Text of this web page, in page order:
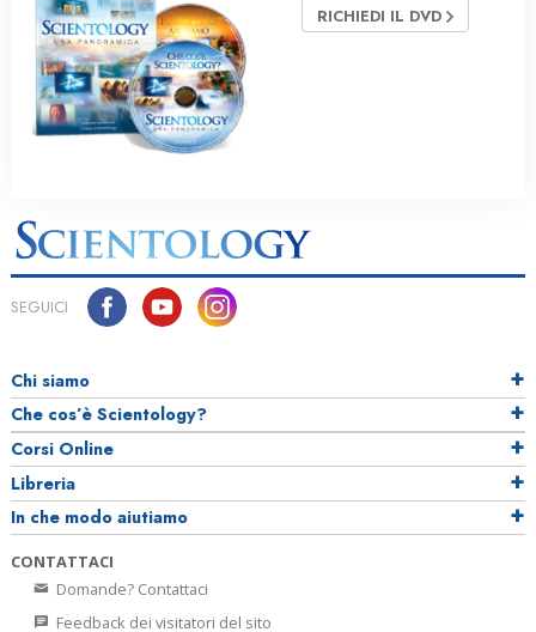
RICHIEDI IL DVD
SEGUICI
Chi siamo
Che cos’è Scientology?
Corsi Online
Libreria
In che modo aiutiamo
CONTATTACI
Domande? Contattaci
Feedback dei visitatori del sito